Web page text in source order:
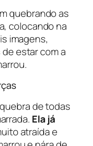
quebrando as
colocando na
imagens,
estar com a
de todas
Ela já
atraída e